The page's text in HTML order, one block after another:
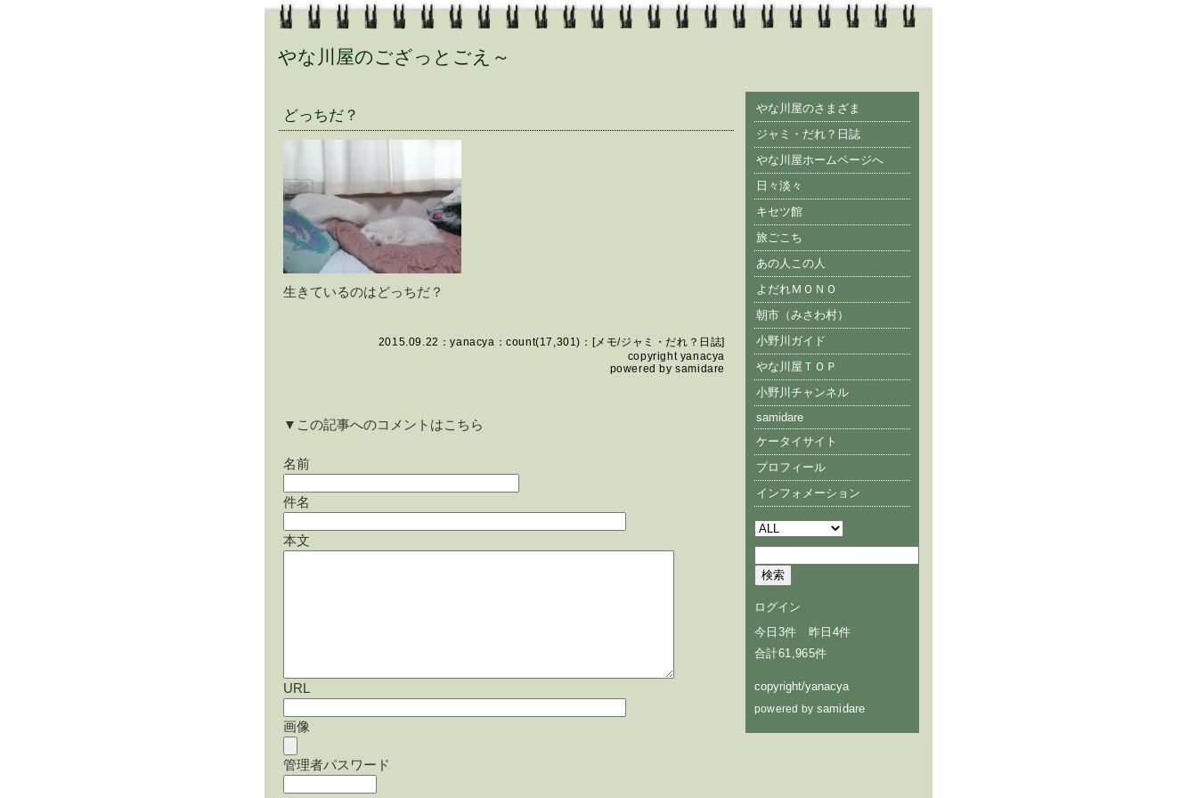
やな川屋のござっとごえ～
どっちだ？
生きているのはどっちだ？
2015.09.22：yanacya ：count(17,301)：[メモ/ジャミ・だれ？日誌]
copyright yanacya
powered bysamidare
▼この記事へのコメントはこちら
名前
件名
本文
URL
画像
管理者パスワード
やな川屋のさまざま
ジャミ・だれ？日誌
やな川屋ホームページへ
日々淡々
キセツ館
旅ごこち
あの人この人
よだれＭＯＮＯ
朝市（みさわ村）
小野川ガイド
やな川屋ＴＯＰ
小野川チャンネル
samidare
ケータイサイト
プロフィール
インフォメーション
ログイン
今日3件 昨日4件
合計61,965件
copyright/yanacya
powered by samidare